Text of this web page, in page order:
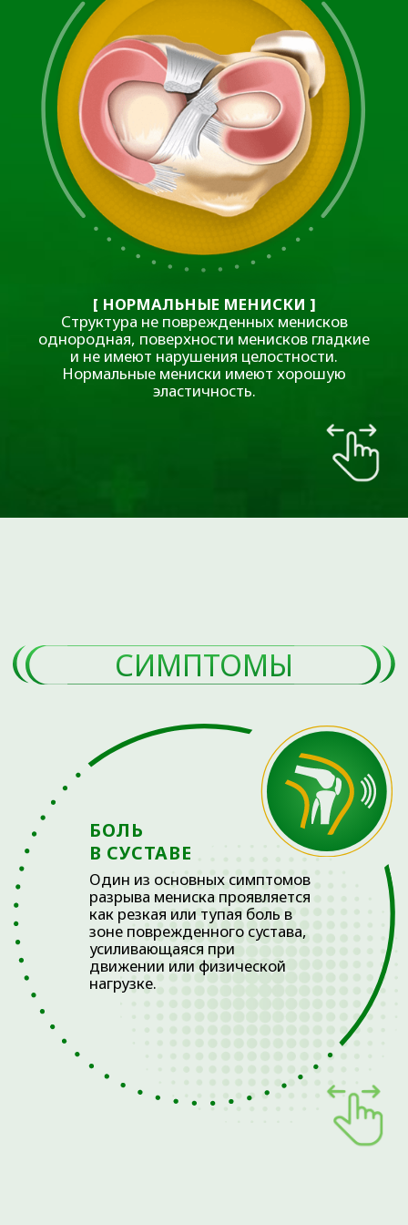
Забота о здоровье суставов играет ключевую роль
в общем благополучии. Для предотвращения
разрывов мениска и поддержания суставов в
отличной форме рекомендуется: следить за своим
весом, укреплять мышцы ног, не злоупотреблять
положением сидя на корточках, уделять время
регулярным занятиям физической культурой, а
также соблюдать правильную технику при
выполнении упражнений. Наши специалисты
готовы помочь вам разработать индивидуальную
программу профилактики и поддержания
здоровья суставов. Приходите к нам — забота о
ваших суставах в надежных руках.
НЕКОТОРЫЕ ПОВРЕЖДЕНИЯ МОГУТ
ПРИВЕСТИ К РАЗВИТИЮ АРТРОЗА В
СУСТАВЕ В ДОЛГОСРОЧНОЙ
ПЕРСПЕКТИВЕ
ЗАПИШИТЕСЬ НА
КОНСУЛЬТАЦИЮ ПРЯМО
Оставьте свои данные, и наш администратор
свяжется с вами для подбора удобного времени.
ЗАПИСАТЬСЯ
Нажимая на кнопку Записаться, вы
Согласие на обработку
персональных данныхи принимаете
Пользовательское соглашение.